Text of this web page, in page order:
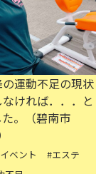
さん、お客さんか
っています。（碧